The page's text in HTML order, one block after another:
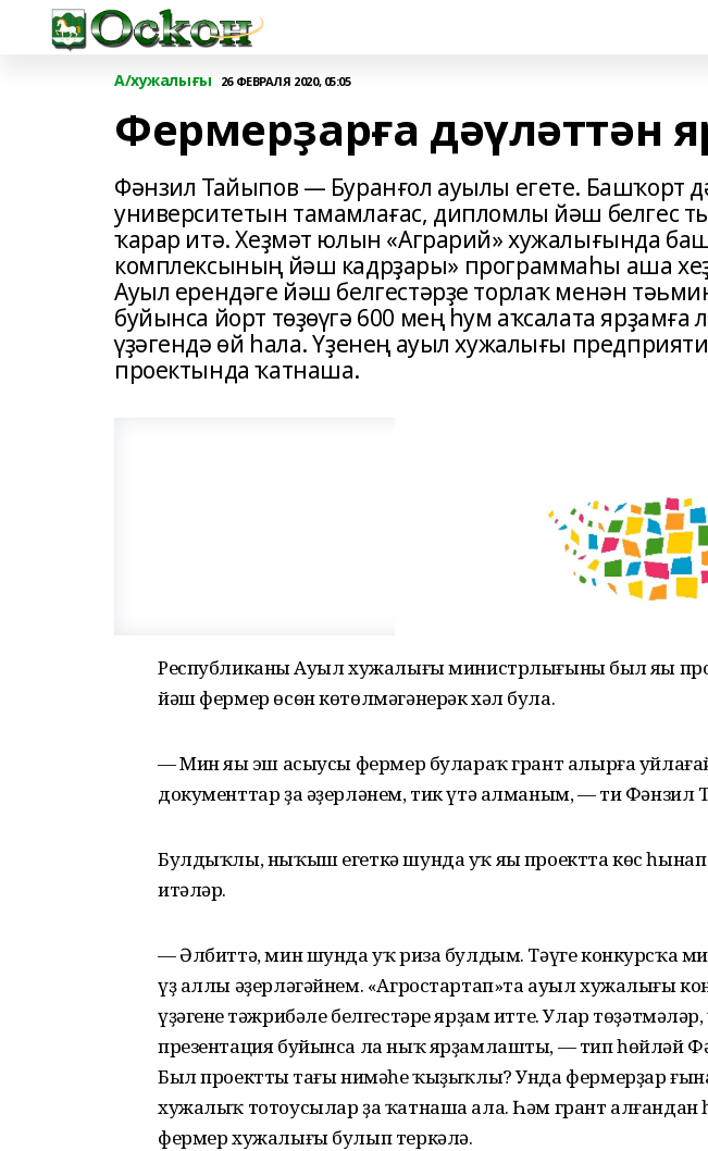
А/хужалығы 26 ФЕВРАЛЯ 2020, 05:05
Фермерҙарға дәүләттән
Фәнзил Тайыпов — Буранғол ауылы егете. Башҡорт
университетын тамамлағас, дипломлы йәш белгес
ҡарар итә. Хеҙмәт юлын «Аграрий» хужалығында
комплексының йәш кадрҙары» программаһы аша
Ауыл ерендәге йәш белгестәрҙе торлаҡ менән
буйынса йорт төҙөүгә 600 мең һум аҡсалата
үҙәгендә өй һала. Үҙенең ауыл хужалығы
проектында ҡатнаша.
Республиканың Ауыл хужалығы министрлығының был яңы
йәш фермер өсөн көтөлмәгәнерәк хәл була.
— Мин яңы эш асыусы фермер булараҡ грант алырға
документтар ҙа әҙерләнем, тик үтә алманым, — ти Фәнзил
Булдыҡлы, ныҡыш егеткә шунда уҡ яңы проектта көс
итәләр.
— Әлбиттә, мин шунда уҡ риза булдым. Тәүге конкурсҡа
үҙ аллы әҙерләгәйнем. «Агростартап»та ауыл хужалығы
үҙәгенең тәжрибәле белгестәре ярҙам итте. Улар
презентация буйынса ла ныҡ ярҙамлашты, — тип һөйләй
Был проекттың тағы нимәһе ҡыҙыҡлы? Унда фермерҙар
хужалыҡ тотоусылар ҙа ҡатнаша ала. Һәм грант алғандан
фермер хужалығы булып теркәлә.